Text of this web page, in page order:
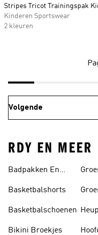
Stripes Tricot Trainingspak
Kinderen Sportswear
2 kleuren
Volgende
RDY EN MEER
Badpakken En
Basketbalshorts
Basketbalschoenen
Bikini Broekjes